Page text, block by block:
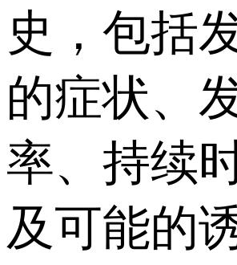
史，包括
的症状、
率、持续
及可能的